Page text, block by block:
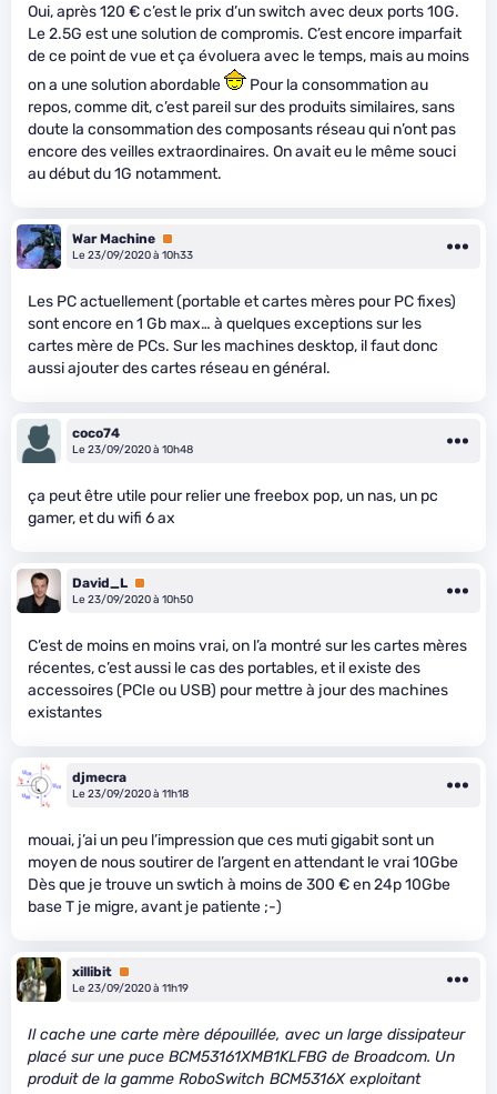
Oui, après 120 € c’est le prix d’un switch avec deux ports 10G.
Le 2.5G est une solution de compromis. C’est encore imparfait
de ce point de vue et ça évoluera avec le temps, mais au moins
on a une solution abordable
Pour la consommation au
repos, comme dit, c’est pareil sur des produits similaires, sans
doute la consommation des composants réseau qui n’ont pas
encore des veilles extraordinaires. On avait eu le même souci
au début du 1G notamment.
War Machine Premium
Le 23/09/2020 à 10h33
Les PC actuellement (portable et cartes mères pour PC fixes)
sont encore en 1 Gb max… à quelques exceptions sur les
cartes mère de PCs. Sur les machines desktop, il faut donc
aussi ajouter des cartes réseau en général.
coco74
Le 23/09/2020 à 10h48
ça peut être utile pour relier une freebox pop, un nas, un pc
gamer, et du wifi 6 ax
David_L Premium
Le 23/09/2020 à 10h50
C’est de moins en moins vrai, on l’a montré sur les cartes mères
récentes, c’est aussi le cas des portables, et il existe des
accessoires (PCIe ou USB) pour mettre à jour des machines
existantes
djmecra
Le 23/09/2020 à 11h18
mouai, j’ai un peu l’impression que ces muti gigabit sont un
moyen de nous soutirer de l’argent en attendant le vrai 10Gbe
Dès que je trouve un swtich à moins de 300 € en 24p 10Gbe
base T je migre, avant je patiente ;-)
xillibit Premium
Le 23/09/2020 à 11h19
Il cache une carte mère dépouillée, avec un large dissipateur
placé sur une puce BCM53161XMB1KLFBG de Broadcom. Un
produit de la gamme RoboSwitch BCM5316X exploitant